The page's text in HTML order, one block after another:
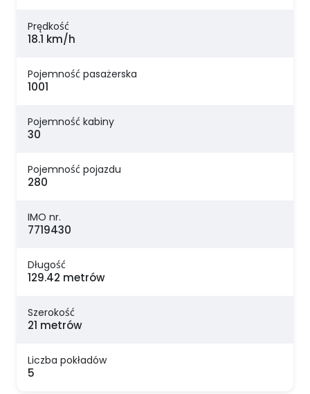
Prędkość
18.1 km/h
Pojemność pasażerska
1001
Pojemność kabiny
30
Pojemność pojazdu
280
IMO nr.
7719430
Długość
129.42 metrów
Szerokość
21 metrów
Liczba pokładów
5